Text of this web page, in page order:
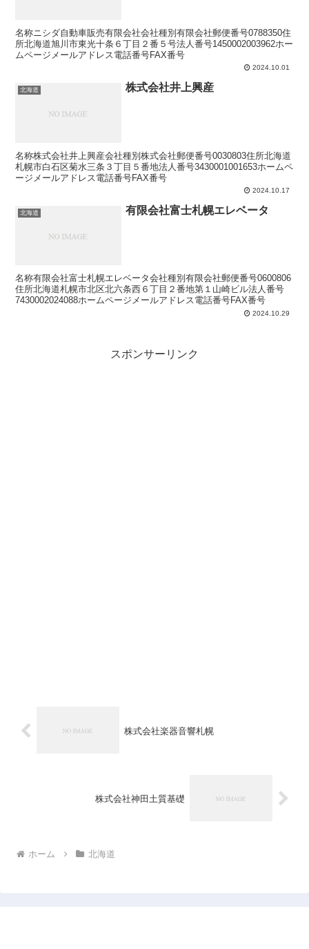
名称ニシダ自動車販売有限会社会社種別有限会社郵便番号0788350住
所北海道旭川市東光十条６丁目２番５号法人番号1450002003962ホー
ムページメールアドレス電話番号FAX番号
2024.10.01
北海道 株式会社井上興産
名称株式会社井上興産会社種別株式会社郵便番号0030803住所北海道
札幌市白石区菊水三条３丁目５番地法人番号3430001001653ホームペ
ージメールアドレス電話番号FAX番号
2024.10.17
北海道 有限会社富士札幌エレベータ
名称有限会社富士札幌エレベータ会社種別有限会社郵便番号0600806
住所北海道札幌市北区北六条西６丁目２番地第１山崎ビル法人番号
7430002024088ホームページメールアドレス電話番号FAX番号
2024.10.29
スポンサーリンク
株式会社楽器音響札幌
株式会社神田土質基礎
ホーム 北海道